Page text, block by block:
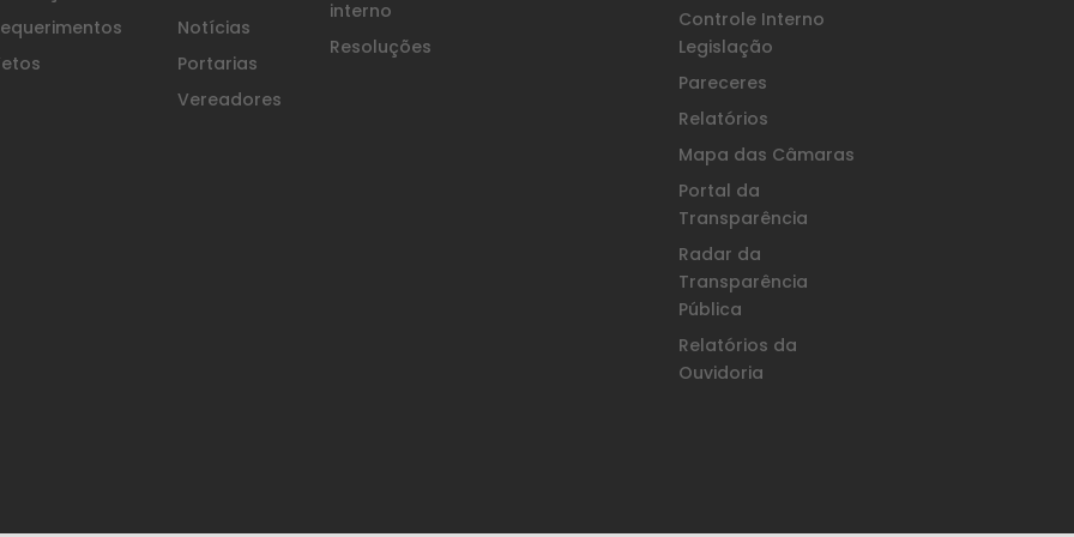
Notícias
Portarias
Vereadores
interno
Resoluções
Controle Interno
Legislação
Pareceres
Relatórios
Mapa das Câmaras
Portal da
Transparência
Radar da
Transparência
Pública
Relatórios da
Ouvidoria